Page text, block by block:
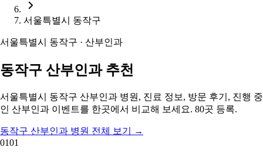
서울특별시 동작구
서울특별시 동작구 · 산부인과
동작구 산부인과 추천
서울특별시 동작구 산부인과 병원, 진료 정보, 방문 후기, 진행 중
인 산부인과 이벤트를 한곳에서 비교해 보세요. 80곳 등록.
동작구 산부인과 병원 전체 보기
→
0101